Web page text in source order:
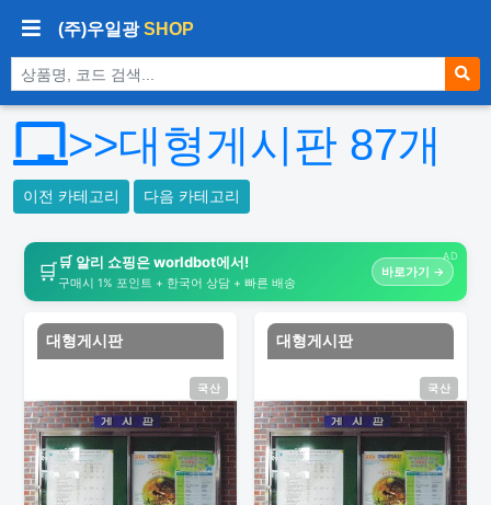
(주)우일광SHOP
상품 검색
>>대형게시판 87개
이전 카테고리 다음 카테고리
AD
🛒🛒 알리 쇼핑은 worldbot에서!
구매시 1% 포인트 + 한국어 상담 + 빠른 배송
바로가기 →
대형게시판
국산
대형게시판
국산